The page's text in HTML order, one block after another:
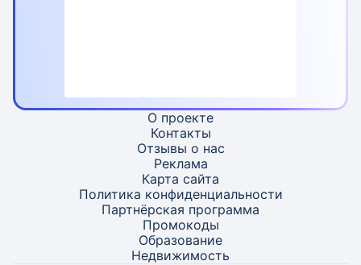
О проекте
Контакты
Отзывы о нас
Реклама
Карта сайта
Политика конфиденциальности
Партнёрская программа
Промокоды
Образование
Недвижимость